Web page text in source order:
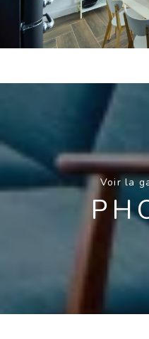
Voir la